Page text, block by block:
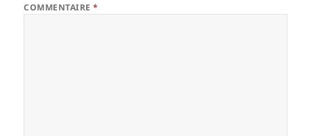
COMMENTAIRE*